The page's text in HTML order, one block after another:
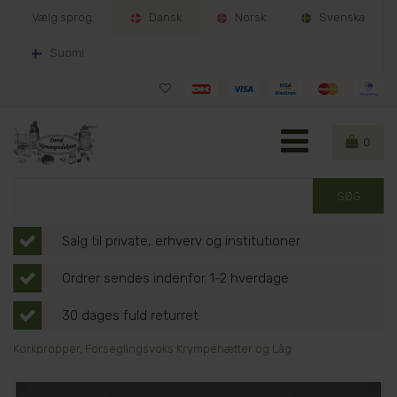
Vælg sprog: Dansk Norsk Svenska
Suomi
0
Salg til private, erhverv og institutioner
Ordrer sendes indenfor 1-2 hverdage
30 dages fuld returret
Korkpropper, Forseglingsvoks Krympehætter og Låg